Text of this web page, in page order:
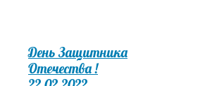
День Защитника
Отечества !